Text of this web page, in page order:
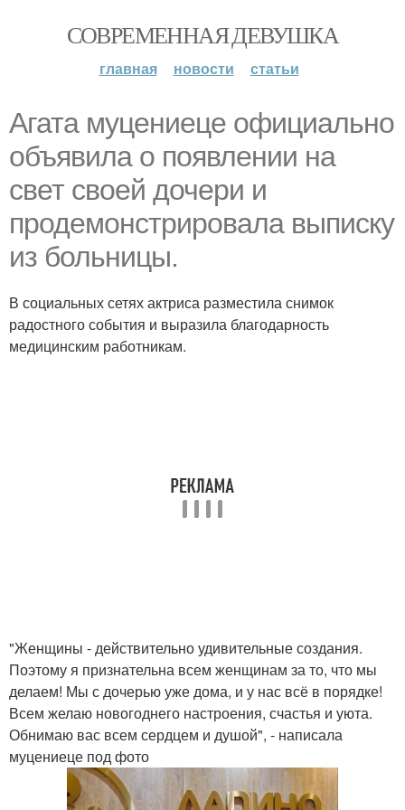
СОВРЕМЕННАЯ ДЕВУШКА
главная новости статьи
Агата муцениеце официально
объявила о появлении на
свет своей дочери и
продемонстрировала выписку
из больницы.
В социальных сетях актриса разместила снимок
радостного события и выразила благодарность
медицинским работникам.
"Женщины - действительно удивительные создания.
Поэтому я признательна всем женщинам за то, что мы
делаем! Мы с дочерью уже дома, и у нас всё в порядке!
Всем желаю новогоднего настроения, счастья и уюта.
Обнимаю вас всем сердцем и душой", - написала
муцениеце под фото